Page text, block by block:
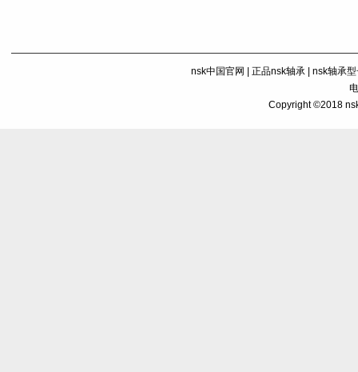
nsk中国官网 |正品nsk轴承 |nsk轴承
Copyright ©2018